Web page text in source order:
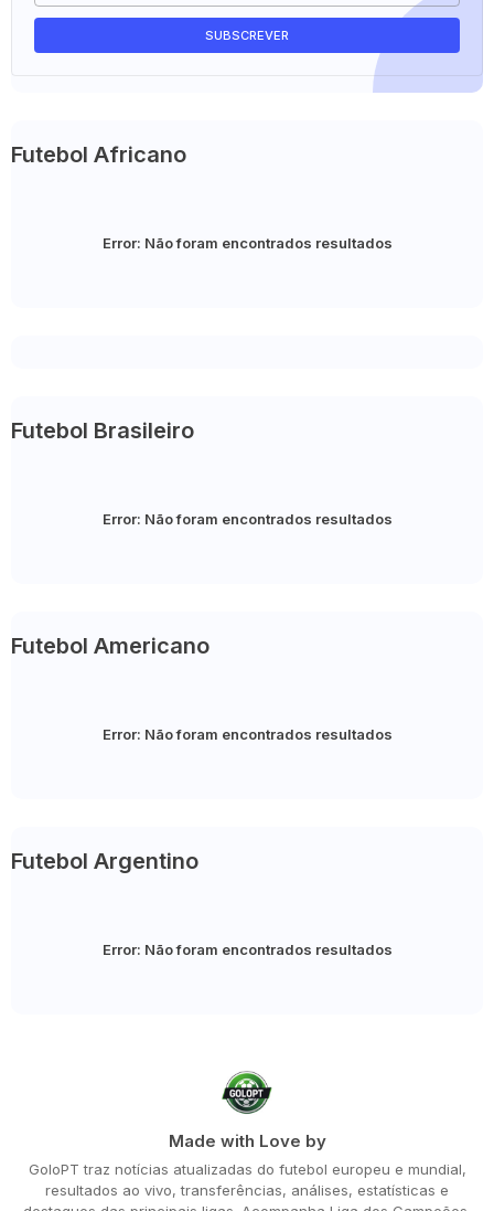
Futebol Africano
Error: Não foram encontrados resultados
Futebol Brasileiro
Error: Não foram encontrados resultados
Futebol Americano
Error: Não foram encontrados resultados
Futebol Argentino
Error: Não foram encontrados resultados
Made with Love by
GoloPT traz notícias atualizadas do futebol europeu e mundial,
resultados ao vivo, transferências, análises, estatísticas e